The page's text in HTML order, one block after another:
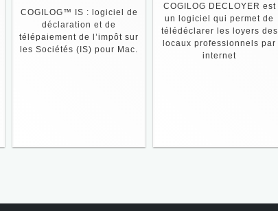
COGILOG™ IS : logiciel de
déclaration et de
télépaiement de l’impôt sur
les Sociétés (IS) pour Mac.
COGILOG DECLOYER est
un logiciel qui permet de
télédéclarer les loyers des
locaux professionnels par
internet